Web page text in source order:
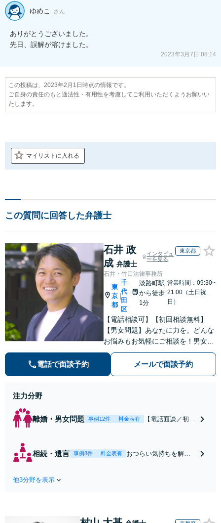
ゆめこ さん
ありがとうございました。
先日、誤解が溶けました。
2023年3月7日 08:14
この投稿は、2023年2月1日時点の情報です。
ご自身の責任のもと適法性・有用性を考慮してご利用いただくようお願いい
たします。
マイリストに入れる
この質問に回答した弁護士
石井 政
成 弁護士
インタビュ
ーを見る
東京都
石井・竹口法律事務所
東
京
都
千
代
田
区
淡路町駅
から徒歩
1分
営業時間：09:30~
21:00（土日祝
日）
【電話相談可】【初回相談無料】
【男女問題】あなたに力を。どんな
お悩みもお気軽にご相談を！男女問
題／相続問題／労働問題／刑事事件
／不動産問題など、幅広く対応【Zo
om面談可】【夜間・休日面談可】
電話で面談予約 メールで面談予約
注力分野
離婚・男女問題 事例12件 料金表有
【電話面談／初回
い想いを払拭させ
姻費用／財産分与
相続・遺言 事例8件 料金表有
おつらい気持ちを解消
士」難しい手続き・調
他3分野を表示